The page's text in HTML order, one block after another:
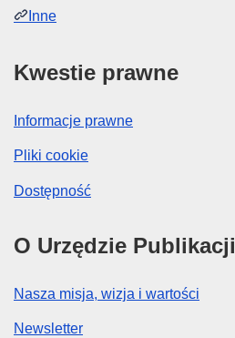
Inne
Kwestie prawne
Informacje prawne
Pliki cookie
Dostępność
O Urzędzie Publikacji
Nasza misja, wizja i wartości
Newsletter